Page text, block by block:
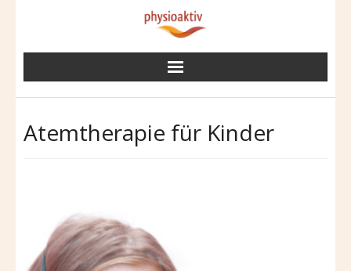
Atemtherapie für Kinder